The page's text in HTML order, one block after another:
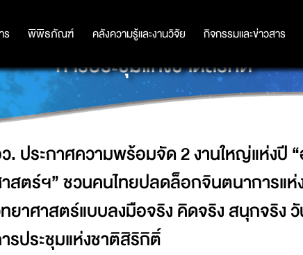
พิพิธภัณฑ์ คลังความรู้และงานวิจัย กิจกรรมและข่าวสาร
ร พิพิธภัณฑ์ คลังความรู้และงานวิจัย กิจกรรมและข่าวสาร
หญ่แห่งปี “อว.แฟร์” - “มหกรรมวิท
วิทยาศาสตร์แบบลงมือจริง คิดจริง
การประชุมแห่งชาติสิริกิติ์
. ประกาศความพร้อมจัด 2 งานใหญ่แห่งปี
สตร์ฯ” ชวนคนไทยปลดล็อกจินตนาการแห่
ยาศาสตร์แบบลงมือจริง คิดจริง สนุกจริง
รประชุมแห่งชาติสิริกิติ์